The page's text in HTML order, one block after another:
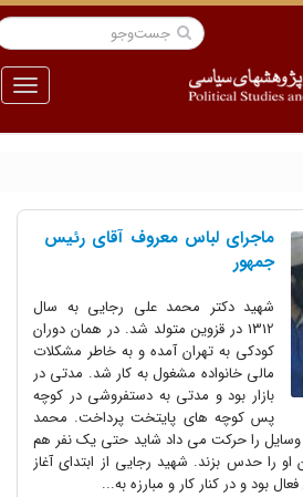
منو
ماجرای لباس معروف آقای رئیس
جمهور
شهید دکتر محمد علی رجایی به سال
1312 در قزوین متولد شد. در همان دوران
کودکی به تهران آمده و به خاطر مشکلات
مالی خانواده مشغول به کار شد. مدتی در
بازار بود و مدتی به دستفروشی در کوچه
پس کوچه های پایتخت پرداخت. محمد
را حرکت می داد شاید حتی یک نفر هم
را حدس بزند. شهید رجایی از ابتدای آغاز
بود و در کنار کار و مبارزه به...